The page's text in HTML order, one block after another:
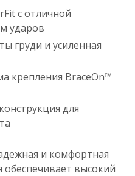
с отличной
ударов
груди и усиленная
крепления BraceOn™
для
и комфортная
высокий